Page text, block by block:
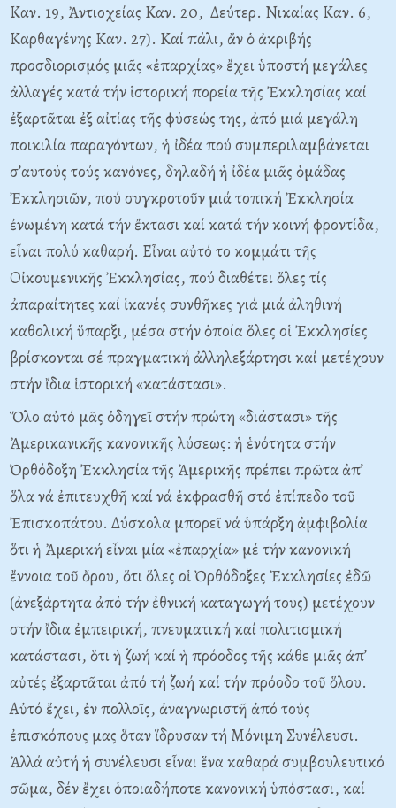
Καν. 19, Ἀντιοχείας Καν. 20, Δεύτερ. Νικαίας Καν. 6,
Καρθαγένης Καν. 27). Καί πάλι, ἄν ὁ ἀκριβής
προσδιορισμός μιᾶς «ἐπαρχίας» ἔχει ὑποστή μεγάλες
ἀλλαγές κατά τήν ἱστορική πορεία τῆς Ἐκκλησίας καί
ἐξαρτᾶται ἐξ αἰτίας τῆς φύσεώς της, ἀπό μιά μεγάλη
ποικιλία παραγόντων, ἡ ἰδέα πού συμπεριλαμβάνεται
σ’αυτούς τούς κανόνες, δηλαδή ἡ ἰδέα μιᾶς ὁμάδας
Ἐκκλησιῶν, πού συγκροτοῦν μιά τοπική Ἐκκλησία
ἐνωμένη κατά τήν ἔκτασι καί κατά τήν κοινή φροντίδα,
εἶναι πολύ καθαρή. Εἶναι αὐτό το κομμάτι τῆς
Οἰκουμενικῆς Ἐκκλησίας, πού διαθέτει ὅλες τίς
ἀπαραίτητες καί ἱκανές συνθῆκες γιά μιά ἀληθινή
καθολική ὕπαρξι, μέσα στήν ὁποία ὅλες οἱ Ἐκκλησίες
βρίσκονται σέ πραγματική ἀλληλεξάρτησι καί μετέχουν
στήν ἴδια ἱστορική «κατάστασι».
Ὅλο αὐτό μᾶς ὀδηγεῖ στήν πρώτη «διάστασι» τῆς
Ἀμερικανικῆς κανονικῆς λύσεως: ἡ ἑνότητα στήν
Ὀρθόδοξη Ἐκκλησία τῆς Ἀμερικῆς πρέπει πρῶτα ἀπ’
ὅλα νά ἐπιτευχθῆ καί νά ἐκφρασθῆ στό ἐπίπεδο τοῦ
Ἐπισκοπάτου. Δύσκολα μπορεῖ νά ὑπάρξη ἀμφιβολία
ὅτι ἡ Ἀμερική εἶναι μία «ἐπαρχία» μέ τήν κανονική
ἔννοια τοῦ ὄρου, ὅτι ὅλες οἱ Ὀρθόδοξες Ἐκκλησίες ἐδῶ
(ἀνεξάρτητα ἀπό τήν ἐθνική καταγωγή τους) μετέχουν
στήν ἴδια ἐμπειρική, πνευματική καί πολιτισμική
κατάστασι, ὅτι ἡ ζωή καί ἡ πρόοδος τῆς κάθε μιᾶς ἀπ’
αὐτές ἐξαρτᾶται ἀπό τή ζωή καί τήν πρόοδο τοῦ ὅλου.
Αὐτό ἔχει, ἐν πολλοῖς, ἀναγνωριστῆ ἀπό τούς
ἐπισκόπους μας ὅταν ἵδρυσαν τή Μόνιμη Συνέλευσι.
Ἀλλά αὐτή ἡ συνέλευσι εἶναι ἕνα καθαρά συμβουλευτικό
σῶμα, δέν ἔχει ὁποιαδήποτε κανονική ὑπόστασι, καί